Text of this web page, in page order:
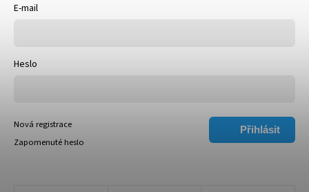
E-mail
Heslo
Přihlásit
Nová registrace
Zapomenuté heslo